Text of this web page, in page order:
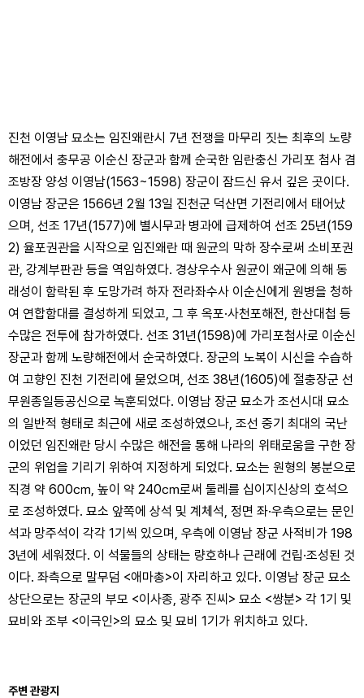
진천 이영남 묘소는 임진왜란시 7년 전쟁을 마무리 짓는 최후의 노량
해전에서 충무공 이순신 장군과 함께 순국한 임란충신 가리포 첨사 겸
조방장 양성 이영남(1563~1598) 장군이 잠드신 유서 깊은 곳이다.
이영남 장군은 1566년 2월 13일 진천군 덕산면 기전리에서 태어났
으며, 선조 17년(1577)에 별시무과 병과에 급제하여 선조 25년(159
2) 율포권관을 시작으로 임진왜란 때 원균의 막하 장수로써 소비포권
관, 강계부판관 등을 역임하였다. 경상우수사 원균이 왜군에 의해 동
래성이 함락된 후 도망가려 하자 전라좌수사 이순신에게 원병을 청하
여 연합함대를 결성하게 되었고, 그 후 옥포·사천포해전, 한산대첩 등
수많은 전투에 참가하였다. 선조 31년(1598)에 가리포첨사로 이순신
장군과 함께 노량해전에서 순국하였다. 장군의 노복이 시신을 수습하
여 고향인 진천 기전리에 묻었으며, 선조 38년(1605)에 절충장군 선
무원종일등공신으로 녹훈되었다. 이영남 장군 묘소가 조선시대 묘소
의 일반적 형태로 최근에 새로 조성하였으나, 조선 중기 최대의 국난
이었던 임진왜란 당시 수많은 해전을 통해 나라의 위태로움을 구한 장
군의 위업을 기리기 위하여 지정하게 되었다. 묘소는 원형의 봉분으로
직경 약 600㎝, 높이 약 240㎝로써 둘레를 십이지신상의 호석으
로 조성하였다. 묘소 앞쪽에 상석 및 계체석, 정면 좌·우측으로는 문인
석과 망주석이 각각 1기씩 있으며, 우측에 이영남 장군 사적비가 198
3년에 세워졌다. 이 석물들의 상태는 량호하나 근래에 건립·조성된 것
이다. 좌측으로 말무덤 <애마총>이 자리하고 있다. 이영남 장군 묘소
상단으로는 장군의 부모 <이사종, 광주 진씨> 묘소 <쌍분> 각 1기 및
묘비와 조부 <이극인>의 묘소 및 묘비 1기가 위치하고 있다.
주변 관광지